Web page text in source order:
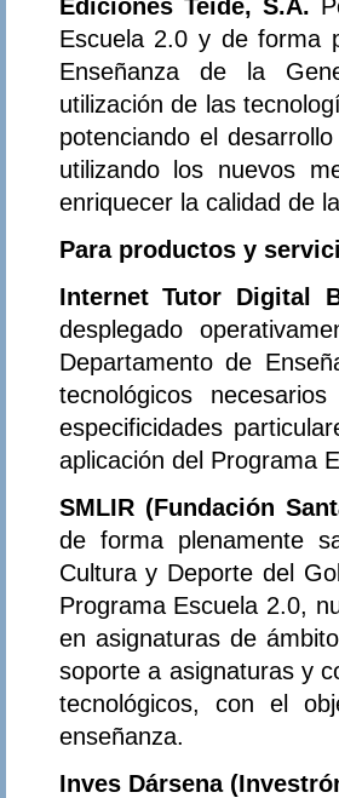
Escuela 2.0 y de forma
Enseñanza de la
utilización de las
potenciando el
utilizando los nuevos
enriquecer la calidad de
Para productos y
Internet Tutor Digital
desplegado
Departamento de
tecnológicos
especificidades
aplicación del Programa
SMLIR (Fundación
de forma plenamente
Cultura y Deporte del
Programa Escuela 2.0,
en asignaturas de
soporte a asignaturas y
tecnológicos, con el
enseñanza.
Inves Dársena